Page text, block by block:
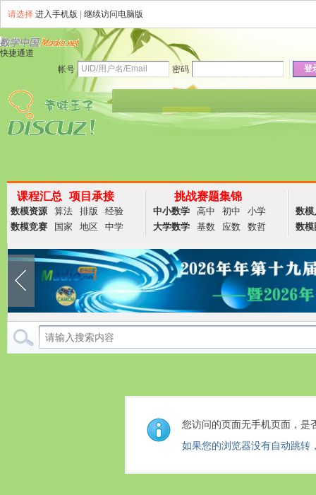
请选择 进入手机版 继续访问电脑版
快捷通道
帐号
密码 登
论坛 说说 群组
商务
课程汇总 项目承接
数模资源 算法 排版
经验
数模竞赛
国家 地区 中学
挑战赛题集锦
中小数学 高中 初中
小学
大学数学
基数 应数 数哲
数模
数模
您访问的页面无手机页面，是
如果您的浏览器没有自动跳转